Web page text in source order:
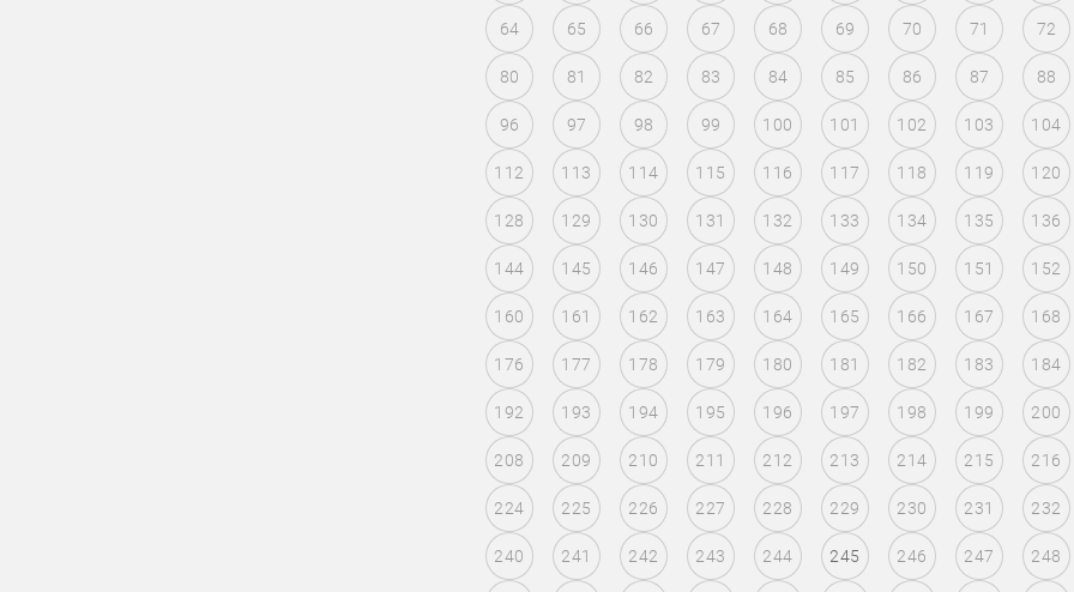
64 65 66 67 68 69 70 71 72
80 81 82 83 84 85 86 87 88
96 97 98 99 100 101 102 103 104
112 113 114 115 116 117 118 119 120
128 129 130 131 132 133 134 135 136
144 145 146 147 148 149 150 151 152
160 161 162 163 164 165 166 167 168
176 177 178 179 180 181 182 183 184
192 193 194 195 196 197 198 199 200
208 209 210 211 212 213 214 215 216
224 225 226 227 228 229 230 231 232
240 241 242 243 244 245 246 247 248